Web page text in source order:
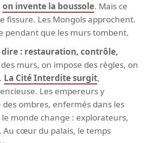
on invente la boussole. Mais ce
fissure. Les Mongols approchent.
pendant que les murs tombent.
dire : restauration, contrôle,
murs, on impose des règles, on
La Cité Interdite surgit,
Les empereurs y
ombres, enfermés dans les
monde change : explorateurs,
Au cœur du palais, le temps